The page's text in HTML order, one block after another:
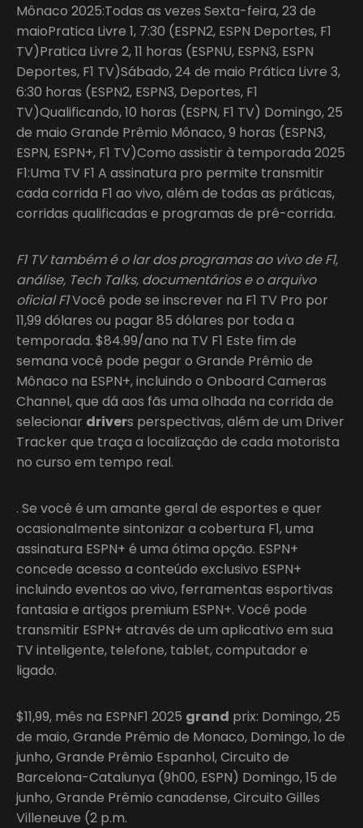
Mônaco 2025:Todas as vezes Sexta-feira, 23 de
maioPratica Livre 1, 7:30 (ESPN2, ESPN Deportes, F1
TV)Pratica Livre 2, 11 horas (ESPNU, ESPN3, ESPN
Deportes, F1 TV)Sábado, 24 de maio Prática Livre 3,
6:30 horas (ESPN2, ESPN3, Deportes, F1
TV)Qualificando, 10 horas (ESPN, F1 TV) Domingo, 25
de maio Grande Prêmio Mônaco, 9 horas (ESPN3,
ESPN, ESPN+, F1 TV)Como assistir à temporada 2025
F1:Uma TV F1 A assinatura pro permite transmitir
cada corrida F1 ao vivo, além de todas as práticas,
corridas qualificadas e programas de pré-corrida.
F1 TV também é o lar dos programas ao vivo de F1,
análise, Tech Talks, documentários e o arquivo
oficial F1Você pode se inscrever na F1 TV Pro por
11,99 dólares ou pagar 85 dólares por toda a
temporada. $84.99/ano na TV F1 Este fim de
semana você pode pegar o Grande Prêmio de
Mônaco na ESPN+, incluindo o Onboard Cameras
Channel, que dá aos fãs uma olhada na corrida de
selecionar drivers perspectivas, além de um Driver
Tracker que traça a localização de cada motorista
no curso em tempo real.
. Se você é um amante geral de esportes e quer
ocasionalmente sintonizar a cobertura F1, uma
assinatura ESPN+ é uma ótima opção. ESPN+
concede acesso a conteúdo exclusivo ESPN+
incluindo eventos ao vivo, ferramentas esportivas
fantasia e artigos premium ESPN+. Você pode
transmitir ESPN+ através de um aplicativo em sua
TV inteligente, telefone, tablet, computador e
ligado.
$11,99, mês na ESPNF1 2025 grand prix: Domingo, 25
de maio, Grande Prêmio de Monaco, Domingo, 1o de
junho, Grande Prêmio Espanhol, Circuito de
Barcelona-Catalunya (9h00, ESPN) Domingo, 15 de
junho, Grande Prêmio canadense, Circuito Gilles
Villeneuve (2 p.m.